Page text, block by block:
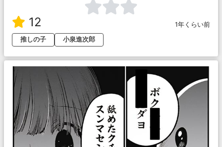
12
1年くらい前
推しの子
小泉進次郎